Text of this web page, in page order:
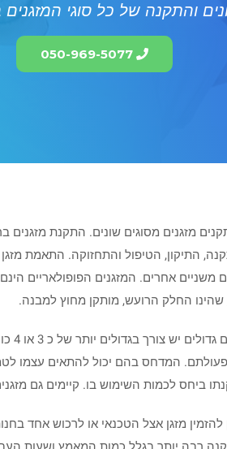
והתקנה של כל סוגי המזגנים
050-969-5077
מזגנים מסוגים שונים. התקנת מזגנים
התיקון, הטיפול והתחזוקה. התאמת
משניים אחרים. המזגנים הפופולאריים
שהינו החלק הרועש, מותקן מחוץ למבנה.
פעולתם. המדחס בהם יכול להתאים
ביחס לכמות השימוש בו. קיימים גם
מזגן אצל הטכנאי או לרכוש אחד